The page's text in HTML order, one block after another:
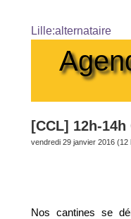
Lille:alternataire
[CCL] 12h-
vendredi 29 janvier 2016 (12
Nos cantines se